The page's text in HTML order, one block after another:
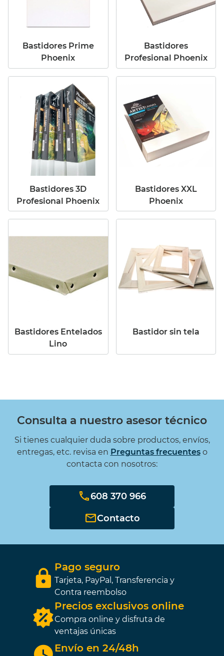
Bastidores Prime
Phoenix
Bastidores
Profesional Phoenix
Bastidores 3D
Profesional Phoenix
Bastidores XXL
Phoenix
Bastidores Entelados
Lino
Bastidor sin tela
Consulta a nuestro asesor técnico
Si tienes cualquier duda sobre productos, envíos,
entregas, etc. revisa en Preguntas frecuenteso
contacta con nosotros:
608 370 966
Contacto
Pago seguro
Tarjeta, PayPal, Transferencia y
Contra reembolso
Precios exclusivos online
Compra online y disfruta de
ventajas únicas
Envío en 24/48h